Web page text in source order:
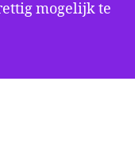
mogelijk te